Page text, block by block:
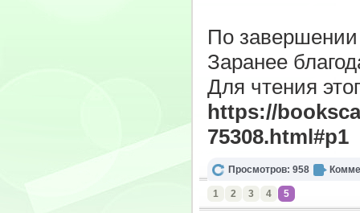
По
Заранее
Для чтения
https://
75308.html#p1
Просмотров: 958
1 2 3 4 5